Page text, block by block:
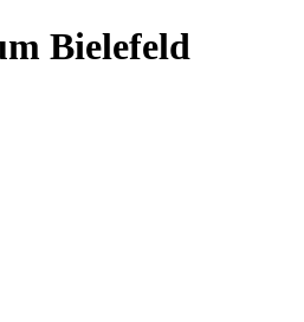
Bielefeld